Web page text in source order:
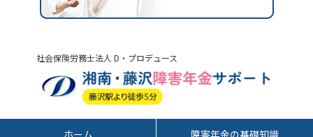
社会保険労務士法人 D・プロデュース
ホーム 障害年金の基礎知識